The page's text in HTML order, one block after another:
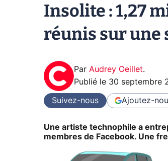
Insolite : 1,27
réunis sur une
Par Audrey Oeillet.
Publié le 30 septembre
Suivez-nous Ajoutez-
Une artiste technophile a
membres de Facebook. Une